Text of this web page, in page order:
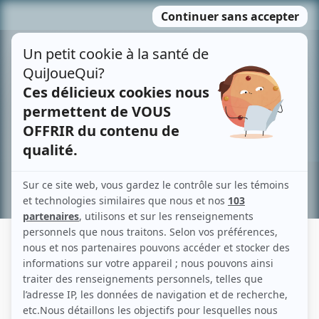
MENU
contenu
Recherche avancée »
LAWRENCE S. MIRKIN
Liens
Fiche de Lawrence S. Mirkin sur Showbizz.net